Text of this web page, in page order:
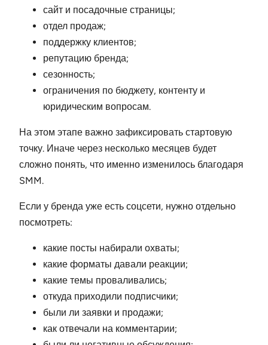
сайт и посадочные страницы;
отдел продаж;
поддержку клиентов;
репутацию бренда;
сезонность;
ограничения по бюджету, контенту и
юридическим вопросам.
На этом этапе важно зафиксировать стартовую
точку. Иначе через несколько месяцев будет
сложно понять, что именно изменилось благодаря
SMM.
Если у бренда уже есть соцсети, нужно отдельно
посмотреть:
какие посты набирали охваты;
какие форматы давали реакции;
какие темы проваливались;
откуда приходили подписчики;
были ли заявки и продажи;
как отвечали на комментарии;